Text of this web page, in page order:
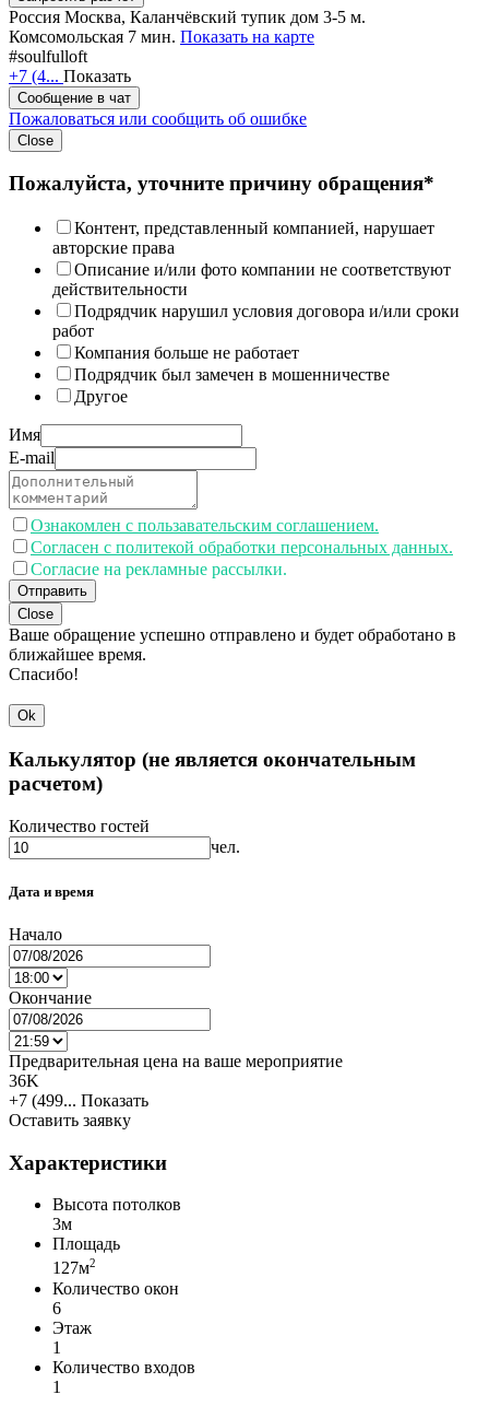
Россия Москва, Каланчёвский тупик дом 3-5 м.
Комсомольская 7 мин. Показать на карте
#soulfulloft
+7 (4... Показать
Сообщение в чат
Пожаловаться или сообщить об ошибке
Close
Пожалуйста, уточните причину обращения*
Контент, представленный компанией, нарушает
авторские права
Описание и/или фото компании не соответствуют
действительности
Подрядчик нарушил условия договора и/или сроки
работ
Компания больше не работает
Подрядчик был замечен в мошенничестве
Другое
Имя
E-mail
Ознакомлен с пользавательским соглашением.
Согласен с политекой обработки персональных данных.
Согласие на рекламные рассылки.
Отправить
Close
Ваше обращение успешно отправлено и будет обработано в
ближайшее время.
Спасибо!
Ok
Калькулятор (не является окончательным
расчетом)
Количество гостей
чел.
Дата и время
Начало
Окончание
Предварительная цена на ваше мероприятие
36K
+7 (499... Показать
Оставить заявку
Характеристики
Высота потолков
3м
Площадь
127м2
Количество окон
6
Этаж
1
Количество входов
1